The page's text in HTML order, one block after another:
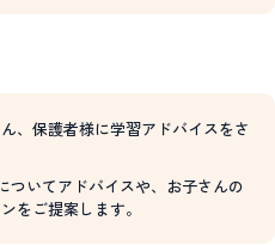
、保護者様に学習アドバイスをさ
ついてアドバイスや、お子さんの
をご提案します。